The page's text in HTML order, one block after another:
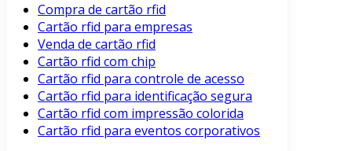
Compra de cartão rfid
Cartão rfid para empresas
Venda de cartão rfid
Cartão rfid com chip
Cartão rfid para controle de acesso
Cartão rfid para identificação segura
Cartão rfid com impressão colorida
Cartão rfid para eventos corporativos